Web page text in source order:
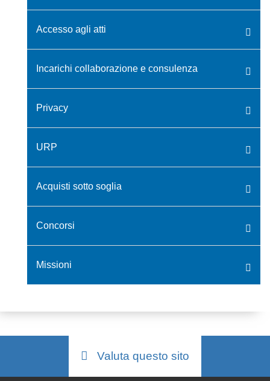
Accesso agli atti
Incarichi collaborazione e consulenza
Privacy
URP
Acquisti sotto soglia
Concorsi
Missioni
Valuta questo sito